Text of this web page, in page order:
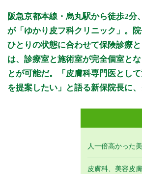
阪急京都本線・烏丸駅から徒歩2
が「ゆかり皮フ科クリニック」。
ひとりの状態に合わせて保険診療
は、診療室と施術室が完全個室と
とが可能だ。「皮膚科専門医とし
を提案したい」と語る新保院長に
人一倍高かった
皮膚科、美容皮